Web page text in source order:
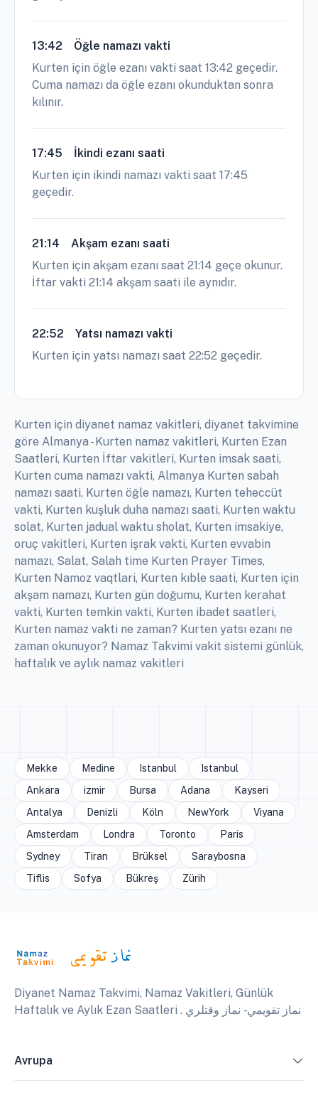
13:42
Öğle namazı vakti
Kurten için öğle ezanı vakti saat 13:42 geçedir.
Cuma namazı da öğle ezanı okunduktan sonra
kılınır.
17:45
İkindi ezanı saati
Kurten için ikindi namazı vakti saat 17:45
geçedir.
21:14
Akşam ezanı saati
Kurten için akşam ezanı saat 21:14 geçe okunur.
İftar vakti 21:14 akşam saati ile aynıdır.
22:52
Yatsı namazı vakti
Kurten için yatsı namazı saat 22:52 geçedir.
Kurten için diyanet namaz vakitleri, diyanet takvimine
göre Almanya - Kurten namaz vakitleri, Kurten Ezan
Saatleri, Kurten İftar vakitleri, Kurten imsak saati,
Kurten cuma namazı vakti, Almanya Kurten sabah
namazı saati, Kurten öğle namazı, Kurten teheccüt
vakti, Kurten kuşluk duha namazı saati, Kurten waktu
solat, Kurten jadual waktu sholat, Kurten imsakiye,
oruç vakitleri, Kurten işrak vakti, Kurten evvabin
namazı, Salat, Salah time Kurten Prayer Times,
Kurten Namoz vaqtlari, Kurten kıble saati, Kurten için
akşam namazı, Kurten gün doğumu, Kurten kerahat
vakti, Kurten temkin vakti, Kurten ibadet saatleri,
Kurten namaz vakti ne zaman? Kurten yatsı ezanı ne
zaman okunuyor? Namaz Takvimi vakit sistemi günlük,
haftalık ve aylık namaz vakitleri
Mekke Medine Istanbul
Istanbul
Ankara
izmir Bursa Adana
Kayseri
Antalya
Denizli Köln NewYork
Viyana
Amsterdam
Londra Toronto
Paris
Sydney
Tiran Brüksel
Saraybosna
Tiflis
Sofya Bükreş Zürih
Diyanet Namaz Takvimi, Namaz Vakitleri, Günlük
Haftalık ve Aylık Ezan Saatleri . نماز تقويمي - نماز وقتلري
Avrupa